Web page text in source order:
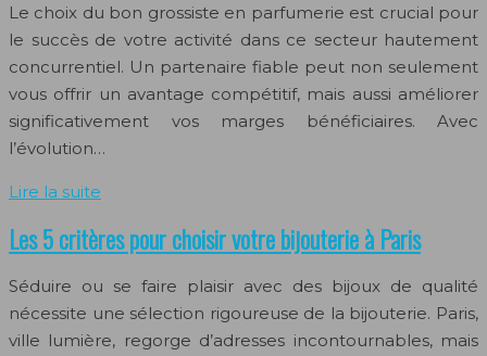
Le choix du bon grossiste en parfumerie est crucial pour
le succès de votre activité dans ce secteur hautement
concurrentiel. Un partenaire fiable peut non seulement
vous offrir un avantage compétitif, mais aussi améliorer
significativement vos marges bénéficiaires. Avec
l’évolution…
Lire la suite
Les 5 critères pour choisir votre bijouterie à Paris
Séduire ou se faire plaisir avec des bijoux de qualité
nécessite une sélection rigoureuse de la bijouterie. Paris,
ville lumière, regorge d’adresses incontournables, mais